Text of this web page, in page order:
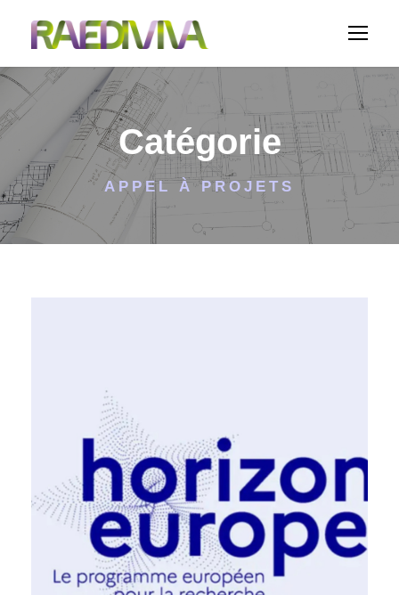
Catégorie
APPEL À PROJETS